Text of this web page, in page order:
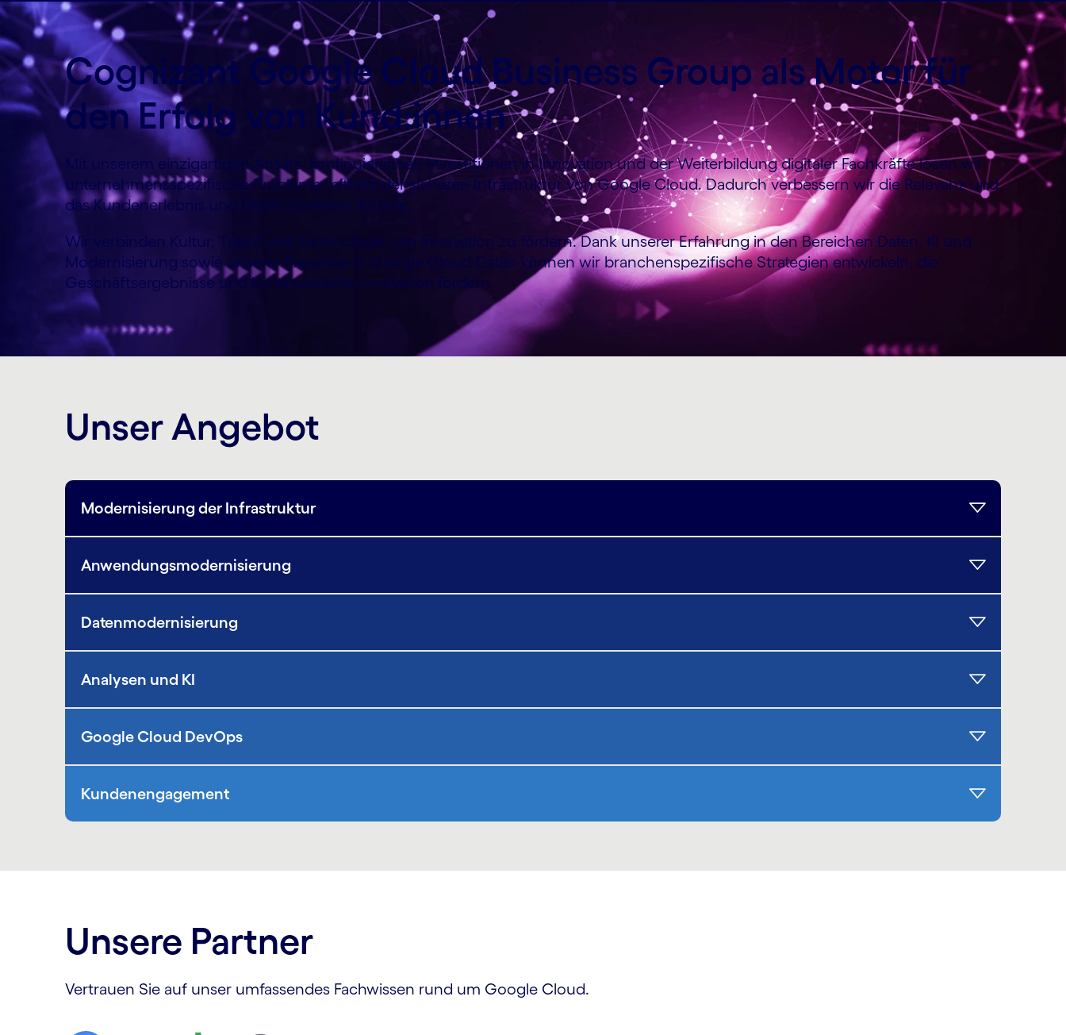
Cognizant Google Cloud Business Group als Motor für
den Erfolg von Kund:innen
Mit unserem einzigartigen Ansatz, kontinuierlichen Investitionen in Innovation und der Weiterbildung digitaler Fachkräfte lösen wir
unternehmensspezifische Probleme mithilfe der sicheren Infrastruktur von Google Cloud. Dadurch verbessern wir die Relevanz und
das Kundenerlebnis und bieten konkrete Vorteile.
Wir verbinden Kultur, Talent und Technologie, um Innovation zu fördern. Dank unserer Erfahrung in den Bereichen Daten, KI und
Modernisierung sowie unserer Expertise in Google Cloud-Daten können wir branchenspezifische Strategien entwickeln, die
Geschäftsergebnisse und kontinuierliche Innovation fördern.
Unser Angebot
Modernisierung der Infrastruktur
Anwendungs­moder­nisierung
Datenmodernisierung
Analysen und KI
Google Cloud DevOps
Kundenengagement
Unsere Partner
Vertrauen Sie auf unser umfassendes Fachwissen rund um Google Cloud.